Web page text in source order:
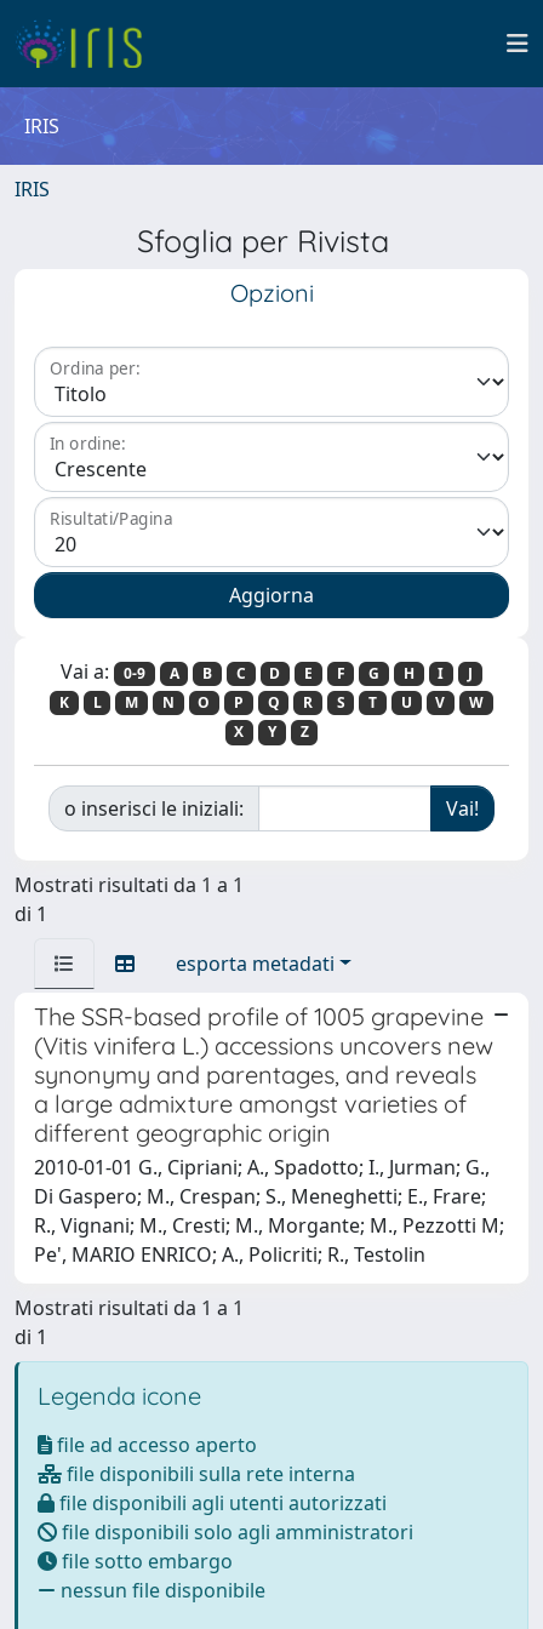
IRIS
IRIS
Sfoglia per Rivista
Opzioni
Ordina per:
In ordine:
Risultati/Pagina
Vai a: 0-9 A B C D E F G H I
J
K
L M N O P Q R S T U V
W
X
Y Z
o inserisci le iniziali:
Mostrati risultati da 1 a 1
di 1
esporta metadati
The SSR-based profile of 1005 grapevine
(Vitis vinifera L.) accessions uncovers new
synonymy and parentages, and reveals
a large admixture amongst varieties of
different geographic origin
2010-01-01 G., Cipriani; A., Spadotto; I., Jurman; G.,
Di Gaspero; M., Crespan; S., Meneghetti; E., Frare;
R., Vignani; M., Cresti; M., Morgante; M., Pezzotti M;
Pe', MARIO ENRICO; A., Policriti; R., Testolin
Mostrati risultati da 1 a 1
di 1
Legenda icone
file ad accesso aperto
file disponibili sulla rete interna
file disponibili agli utenti autorizzati
file disponibili solo agli amministratori
file sotto embargo
nessun file disponibile